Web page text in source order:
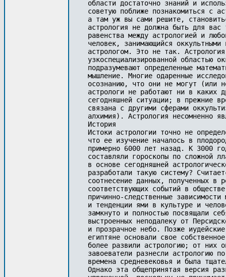
области достаточно знаний и
советую поближе познакомиться с
а там уж вы сами решите,
астрология не должна быть для
равенства между астрологией и
человек, занимающийся
астрологом. Это не так.
узкоспециализированной областью
подразумевают определенные
мышление. Многие одаренные
осознанию, что они не могут (или
астрологи не работают ни в каких
сегодняшней ситуации; в прежние
связана с другими сферами
алхимия). Астрология несомненно
История
Истоки астрологии точно не
что ее изучение началось в
примерно 6000 лет назад. К 3000
составляли гороскопы по сложной
в основе сегодняшней
разработали такую систему?
соотнесение данных, полученных в
соответствующих событий в
причинно-следственные
и тенденции ями в культуре и
замкнуто и полностью посвящали
выстроенных неподалеку от
и прозрачное небо. Позже
египтяне основали свое
более развили астрологию; от них
завоеватели разнесли астрологию
времена средневековья и была
Однако эта общепринятая версия